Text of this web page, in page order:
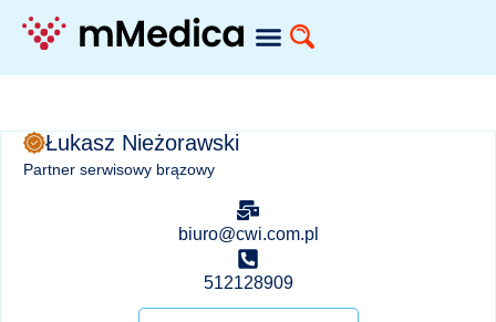
Łukasz Nieżorawski
Partner serwisowy brązowy
biuro@cwi.com.pl
512128909